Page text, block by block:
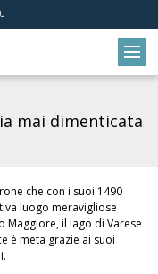
mai dimenticata
che con i suoi 1490
luogo meravigliose
Maggiore, il lago di Varese
è meta grazie ai suoi